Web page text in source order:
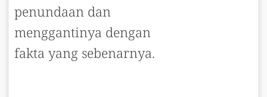
penundaan dan
menggantinya dengan
fakta yang sebenarnya.